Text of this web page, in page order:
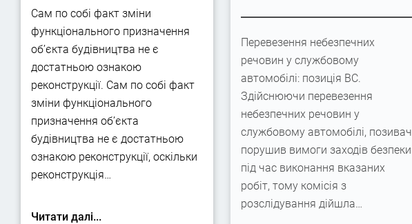
Сам по собі факт зміни
функціонального призначення
об’єкта будівництва не є
достатньою ознакою
реконструкції. Сам по собі факт
зміни функціонального
призначення об’єкта
будівництва не є достатньою
ознакою реконструкції, оскільки
реконструкція…
Читати далі...
Перевезення небезпечних
речовин у службовому
автомобілі: позиція ВС.
Здійснюючи перевезення
небезпечних речовин у
службовому автомобілі, позивач
порушив вимоги заходів безпеки
під час виконання вказаних
робіт, тому комісія з
розслідування дійшла…